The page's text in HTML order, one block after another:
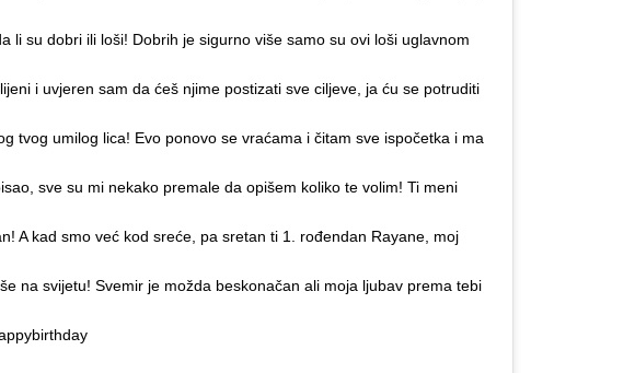
li su dobri ili loši! Dobrih je sigurno više samo su ovi loši uglavnom
i uvjeren sam da ćeš njime postizati sve ciljeve, ja ću se potruditi
tvog umilog lica! Evo ponovo se vraćama i čitam sve ispočetka i ma
sve su mi nekako premale da opišem koliko te volim! Ti meni
A kad smo već kod sreće, pa sretan ti 1. rođendan Rayane, moj
na svijetu! Svemir je možda beskonačan ali moja ljubav prema tebi